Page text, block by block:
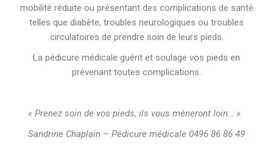
mobilité réduite ou présentant des complications de santé
telles que diabète, troubles neurologiques ou troubles
circulatoires de prendre soin de leurs pieds.
La pédicure médicale guérit et soulage vos pieds en
prévenant toutes complications.
« Prenez soin de vos pieds, ils vous mèneront loin… »
Sandrine Chaplain – Pédicure médicale 0496 86 86 49